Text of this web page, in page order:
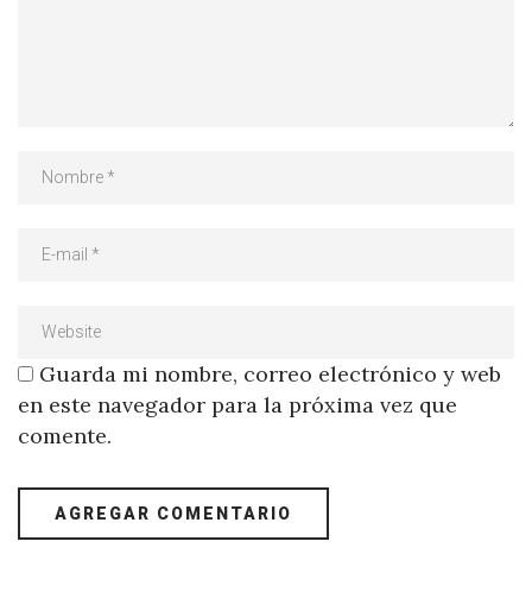
Guarda mi nombre, correo electrónico y web
en este navegador para la próxima vez que
comente.